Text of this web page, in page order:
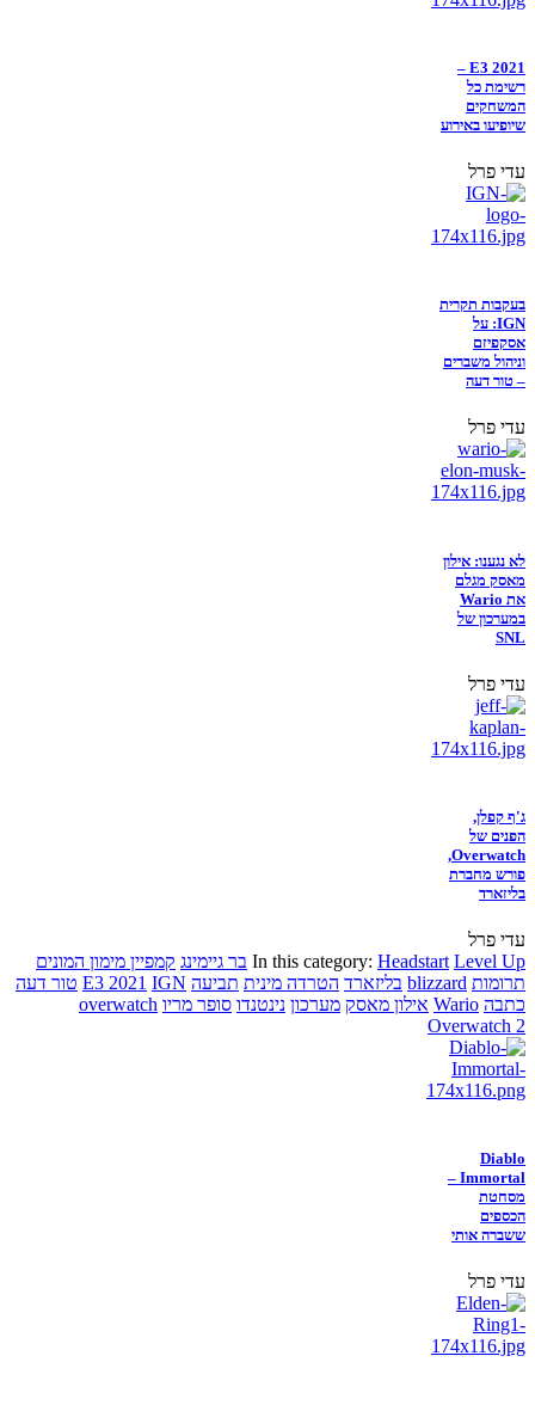
E3 2021 –
רשימת כל
המשחקים
שיופיעו באירוע
עדי פרל
בעקבות תקרית
IGN: על
אסקפיזם
וניהול משברים
– טור דעה
עדי פרל
לא נגענו: אילון
מאסק מגלם
את Wario
במערכון של
SNL
עדי פרל
ג'ף קפלן,
הפנים של
Overwatch,
פורש מחברת
בליזארד
עדי פרל
In this category: Headstart Level Up בר גיימינג קמפיין מימון המונים
תרומות blizzard בליזארד הטרדה מינית תביעה E3 2021 IGN
טור דעה
כתבה Wario אילון מאסק מערכון נינטנדו סופר מריו overwatch
Overwatch 2
Diablo
Immortal –
מסחטת
הכספים
ששברה אותי
עדי פרל